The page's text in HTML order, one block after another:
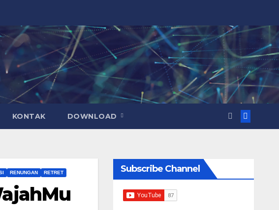
KONTAK DOWNLOAD
RENUNGAN RETRET Subscribe Channel